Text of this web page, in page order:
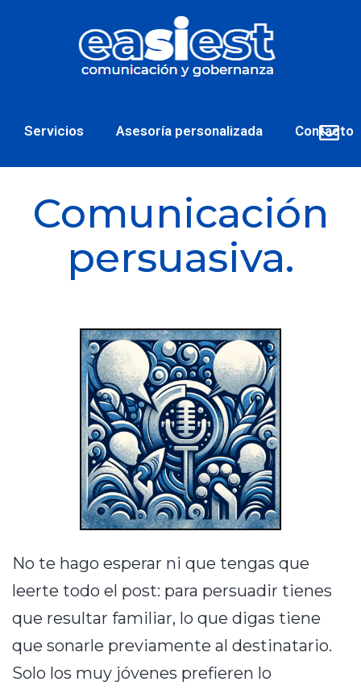
Servicios Asesoría personalizada Contacto
Comunicación
persuasiva.
No te hago esperar ni que tengas que
leerte todo el post: para persuadir tienes
que resultar familiar, lo que digas tiene
que sonarle previamente al destinatario.
Solo los muy jóvenes prefieren lo